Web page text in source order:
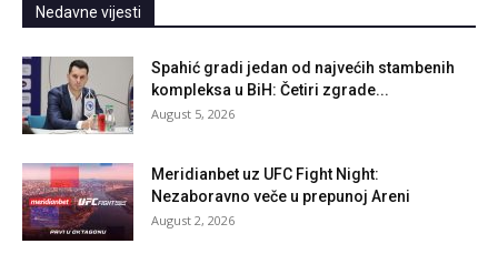
Nedavne vijesti
Spahić gradi jedan od najvećih stambenih
kompleksa u BiH: Četiri zgrade...
August 5, 2026
Meridianbet uz UFC Fight Night:
Nezaboravno veče u prepunoj Areni
August 2, 2026